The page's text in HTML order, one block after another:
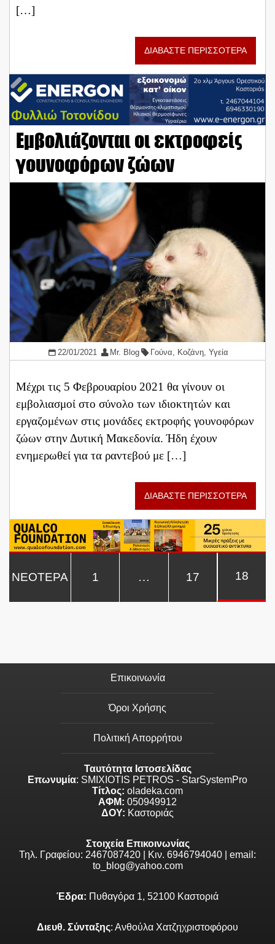
[…]
ΔΙΑΒΑΣΤΕ ΠΕΡΙΣΣΟΤΕΡΑ
Εμβολιάζονται οι εκτροφείς
γουνοφόρων ζώων
22/01/2021 Mr. Blog Γούνα, Κοζάνη,Υγεία
Μέχρι τις 5 Φεβρουαρίου 2021 θα γίνουν οι
εμβολιασμοί στο σύνολο των ιδιοκτητών και
εργαζομένων στις μονάδες εκτροφής γουνοφόρων
ζώων στην Δυτική Μακεδονία. Ήδη έχουν
ενημερωθεί για τα ραντεβού με […]
ΔΙΑΒΑΣΤΕ ΠΕΡΙΣΣΟΤΕΡΑ
ΝΕΟΤΕΡΑ 1 … 17 18
Επικοινωνία
Όροι Χρήσης
Πολιτική Απορρήτου
Ταυτότητα Ιστοσελίδας
Επωνυμία: SMIXIOTIS PETROS - StarSystemPro
Τίτλος: oladeka.com
ΑΦΜ: 050949912
ΔΟΥ: Καστοριάς
Στοιχεία Επικοινωνίας
Τηλ. Γραφείου: 2467087420 | Κιν. 6946794040 | email:
to_blog@yahoo.com
Έδρα: Πυθαγόρα 1, 52100 Καστοριά
Διευθ. Σύνταξης: Ανθούλα Χατζηχριστοφόρου